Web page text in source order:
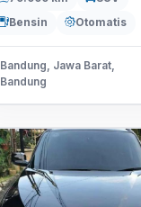
Bensin
Otomatis
Bandung, Jawa Barat,
Bandung